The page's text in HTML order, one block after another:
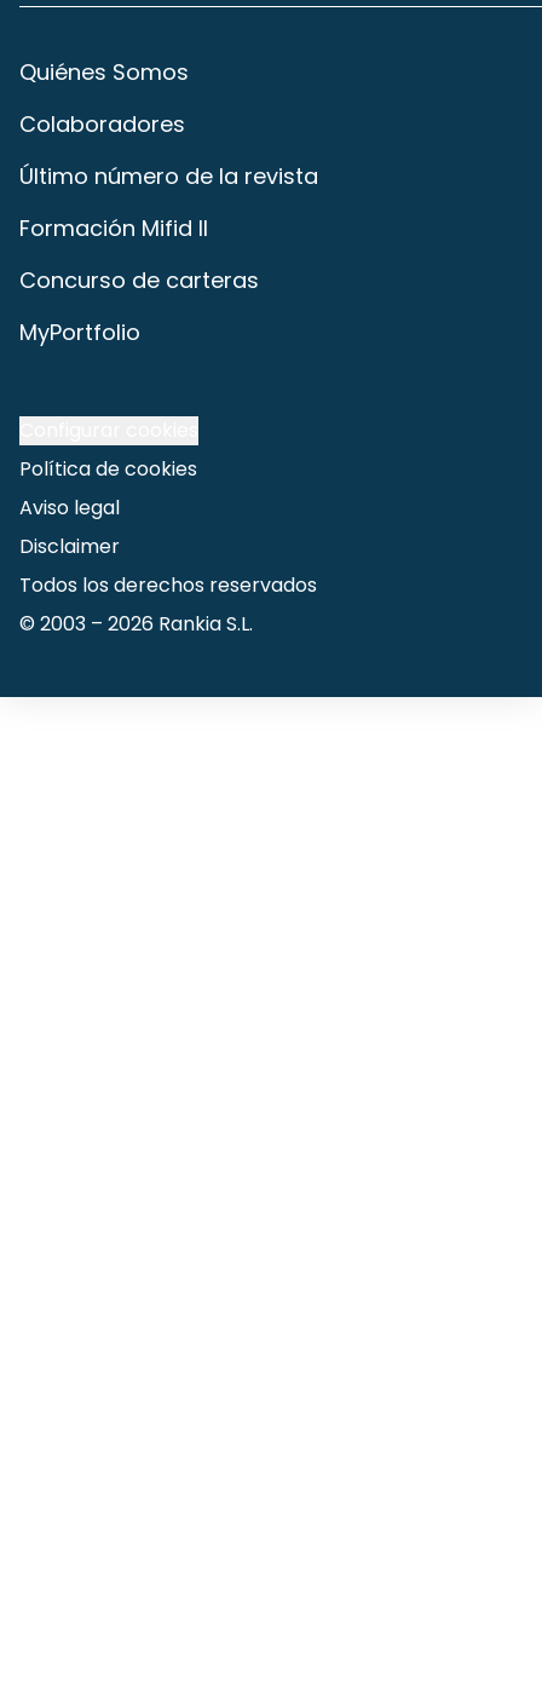
Quiénes Somos
Colaboradores
Último número de la revista
Formación Mifid II
Concurso de carteras
MyPortfolio
Política de cookies
Aviso legal
Disclaimer
Todos los derechos reservados
© 2003 – 2026 Rankia S.L.